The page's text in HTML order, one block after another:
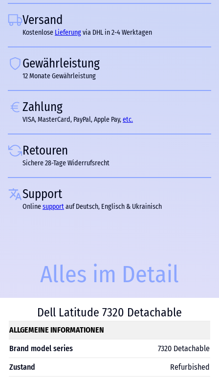
Versand
Kostenlose Lieferungvia DHL in 2-4 Werktagen
Gewährleistung
12 Monate Gewährleistung
Zahlung
VISA, MasterCard, PayPal, Apple Pay,etc.
Retouren
Sichere 28-Tage Widerrufsrecht
Support
Onlinesupportauf Deutsch, Englisch & Ukrainisch
Alles im Detail
Dell Latitude 7320 Detachable
ALLGEMEINE INFORMATIONEN
Brand model series
7320 Detachable
Zustand
Refurbished